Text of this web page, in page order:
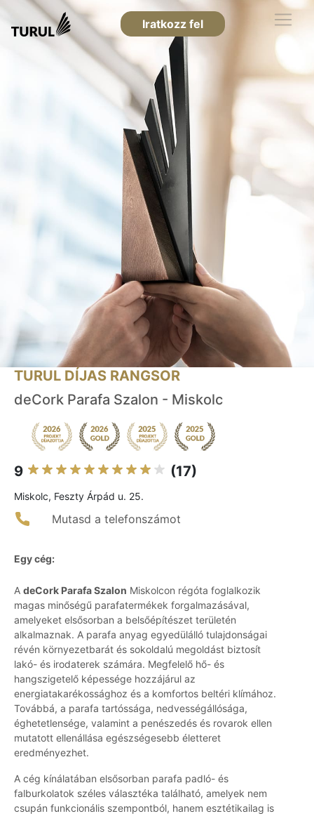
Iratkozz fel
TURUL DÍJAS RANGSOR
deCork Parafa Szalon - Miskolc
9 (17)
Miskolc, Feszty Árpád u. 25.
Mutasd a telefonszámot
Egy cég:
A deCork Parafa Szalon Miskolcon régóta foglalkozik
magas minőségű parafatermékek forgalmazásával,
amelyeket elsősorban a belsőépítészet területén
alkalmaznak. A parafa anyag egyedülálló tulajdonságai
révén környezetbarát és sokoldalú megoldást biztosít
lakó- és irodaterek számára. Megfelelő hő- és
hangszigetelő képessége hozzájárul az
energiatakarékossághoz és a komfortos beltéri klímához.
Továbbá, a parafa tartóssága, nedvességállósága,
éghetetlensége, valamint a penészedés és rovarok ellen
mutatott ellenállása egészségesebb életteret
eredményezhet.
A cég kínálatában elsősorban parafa padló- és
falburkolatok széles választéka található, amelyek nem
csupán funkcionális szempontból, hanem esztétikailag is